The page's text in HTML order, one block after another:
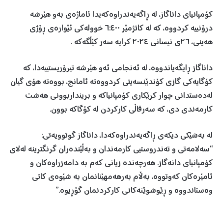
کۆمپانیای داناگاز، لە ڕاگەیەندراوەکەیدا ئاماژەی بەو هێرشە
درۆنییە کردووە، کە لە کاتژمێر ٦:٤٠٠ خوولەکی ئێوارەی ڕۆژی
هەینی، ٢٦ی نیسانی ٢٠٢٤ کرایە سەر کێڵگەکە .
داناگاز ڕایگەیاندووە، لە ئەنجامی ئەو هێرشە تیرۆریستییەدا، کە
کۆگایەکی گازی کۆندێنسەیتی کردووەتە ئامانج، بووەتە هۆی گیان
لەدەستدانی چوار کرێکاری کۆمپانیاکە و برینداربوونی هەشت
کارمەندی دی، کە سەرقاڵی کارکردن لە کۆگاکە بوون.
لە بەشێکی دیکەی ڕاگەیەندراوەکەدا، داناگاز گوتوویەتی:
“سەلامەتی و تەندروستیی کارمەندان و بەڵێندەران گرنگترینە لەلای
کۆمپانیای دانەگاز. هەرچەندە زیانی کەم بە دامەزراوەکان و
ئامێرەکان کەوتووە، بەڵام بەرهەمهێنانمان بە شێوەی کاتی
وەستاندووە و ڕێوشوێنەکانی کارکردنمان گۆڕیوە.”